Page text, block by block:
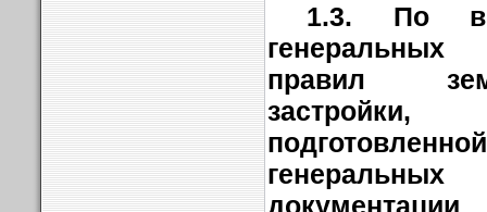
1.3.
По
правил